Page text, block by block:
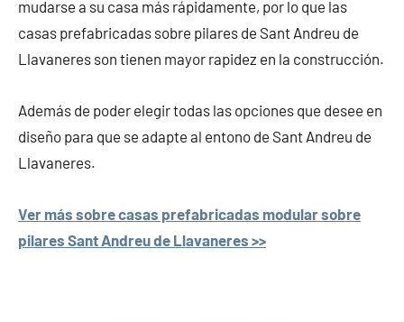
mudarse a su casa más rápidamente, por lo que las
casas prefabricadas sobre pilares de Sant Andreu de
Llavaneres son tienen mayor rapidez en la construcción.
Además de poder elegir todas las opciones que desee en
diseño para que se adapte al entono de Sant Andreu de
Llavaneres.
Ver más sobre casas prefabricadas modular sobre
pilares Sant Andreu de Llavaneres >>